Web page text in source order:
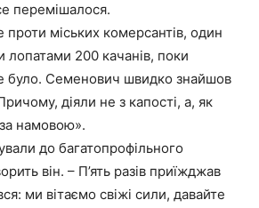
перемішалося.
міських комерсантів, один
лопатами 200 качанів, поки
було. Семенович швидко знайшов
діяли не з капості, а, як
намовою».
до багатопрофільного
він. – П’ять разів приїжджав
ми вітаємо свіжі сили, давайте